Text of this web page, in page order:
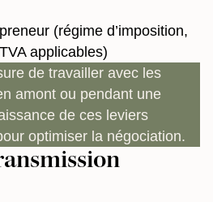
(régime d’imposition,
applicables)
de travailler avec les
amont ou pendant une
de ces leviers
optimiser la négociation.